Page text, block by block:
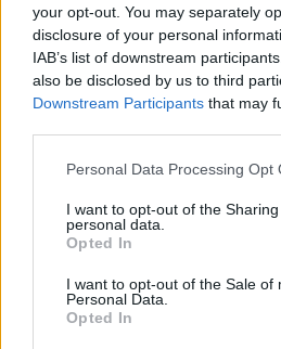
your opt-out. You may separately
disclosure of your personal
IAB’s list of downstream
also be disclosed by us to third
Downstream Participants that may
Please note that this website/app
not limited to your visit or usage
grant or deny consent to Google
use your data for below specified
consent section.
Personal Data Processing Opt
I want to opt-out of the
personal data.
Opted In
I want to opt-out of the Sale of
Personal Data.
Opted In
«Είναι, λοιπόν, ένας
γόνατο. Νοσηλεύεται στην
Μπαίνει ο γιατρός μέσα και
ότι είναι πολύ δύσκολο το
μήνα τώρα, και ότι κατά τις
πολύ δύσκολο το
να μου δώσετε 150 ευρώ
τα λοιπά για να γίνει το
γιος ότι “εγώ ξέρεις,
Αχαρνών, πληρώνομαι 28